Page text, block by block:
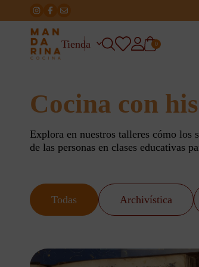
Tienda 0
Cocina con
Explora en nuestros talleres cómo los
de las personas en clases educativas
Todas Archivística